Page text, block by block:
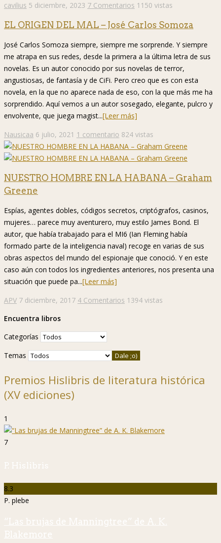
cavilius 5 diciembre, 2023 7 Comentarios 1150 vistas
EL ORIGEN DEL MAL – José Carlos Somoza
José Carlos Somoza siempre, siempre me sorprende. Y siempre
me atrapa en sus redes, desde la primera a la última letra de sus
novelas. Es un autor conocido por sus novelas de terror,
angustiosas, de fantasía y de CiFi. Pero creo que es con esta
novela, en la que no aparece nada de eso, con la que más me ha
sorprendido. Aquí vemos a un autor sosegado, elegante, pulcro y
envolvente, que juega magist...[Leer más]
Nausicaa 6 julio, 2021 1 comentario 824 vistas
NUESTRO HOMBRE EN LA HABANA – Graham
Greene
Espías, agentes dobles, códigos secretos, criptógrafos, casinos,
mujeres… parece muy aventurero, muy estilo James Bond. El
autor, que había trabajado para el MI6 (Ian Fleming había
formado parte de la inteligencia naval) recoge en varias de sus
obras aspectos del mundo del espionaje que conoció. Y en este
caso aún con todos los ingredientes anteriores, nos presenta una
situación que puede pa...[Leer más]
APV 7 diciembre, 2017 4 Comentarios 1394 vistas
Encuentra libros
Categorías
Temas
Premios Hislibris de literatura histórica
(XV ediciones)
1
7
P. Hislibris
8.3
P. plebe
“Las brujas de Manningtree” de A. K.
Blakemore